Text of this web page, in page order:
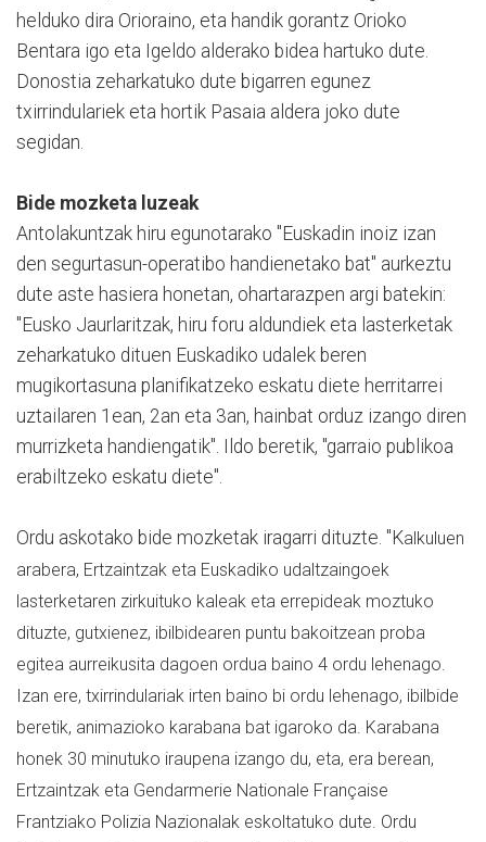
helduko dira Orioraino, eta handik gorantz Orioko
Bentara igo eta Igeldo alderako bidea hartuko dute.
Donostia zeharkatuko dute bigarren egunez
txirrindulariek eta hortik Pasaia aldera joko dute
segidan.
Bide mozketa luzeak
Antolakuntzak hiru egunotarako "Euskadin inoiz izan
den segurtasun-operatibo handienetako bat" aurkeztu
dute aste hasiera honetan, ohartarazpen argi batekin:
"Eusko Jaurlaritzak, hiru foru aldundiek eta lasterketak
zeharkatuko dituen Euskadiko udalek beren
mugikortasuna planifikatzeko eskatu diete herritarrei
uztailaren 1ean, 2an eta 3an, hainbat orduz izango diren
murrizketa handiengatik". Ildo beretik, "garraio publikoa
erabiltzeko eskatu diete".
Ordu askotako bide mozketak iragarri dituzte. "Kalkuluen
arabera, Ertzaintzak eta Euskadiko udaltzaingoek
lasterketaren zirkuituko kaleak eta errepideak moztuko
dituzte, gutxienez, ibilbidearen puntu bakoitzean proba
egitea aurreikusita dagoen ordua baino 4 ordu lehenago.
Izan ere, txirrindulariak irten baino bi ordu lehenago, ibilbide
beretik, animazioko karabana bat igaroko da. Karabana
honek 30 minutuko iraupena izango du, eta, era berean,
Ertzaintzak eta Gendarmerie Nationale Française
Frantziako Polizia Nazionalak eskoltatuko dute. Ordu